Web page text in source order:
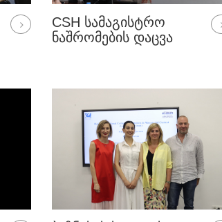
CSH ᲡᲐᲛᲐᲒᲘᲡᲢᲠᲝ
ᲜᲐᲨᲠᲝᲛᲔᲑᲘᲡ ᲓᲐᲪᲕᲐ